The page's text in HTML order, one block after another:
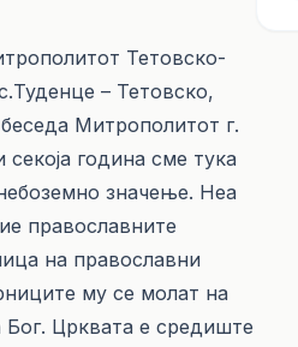
Тетовско-
– Тетовско,
Митрополитот г.
година сме тука
значење. Неа
православните
на православни
му се молат на
Црквата е средиште